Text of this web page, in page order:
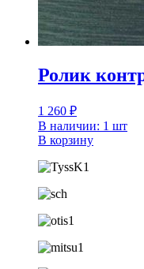
Ролик
1 260 ₽
В наличии: 1 шт
В корзину